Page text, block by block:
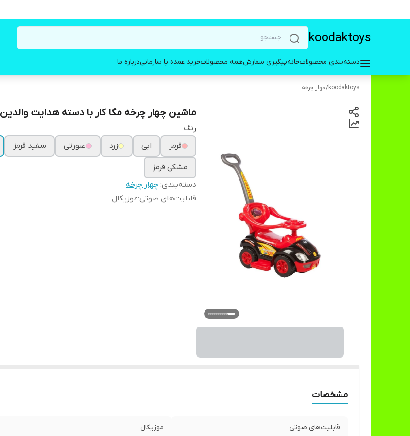
koodaktoys
دسته‌بندی محصولاتخانهپیگیری سفارشهمه محصولاتخرید عمده یا سازمانیدرباره ما
koodaktoys
/چهار چرخه
ماشین چهار چرخه مگا کار با دسته هدایت والدین
رنگ
قرمز
ابی زرد صورتی سفید قرمز
مشکی قرمز
دسته‌بندی: چهار چرخه
قابلیت‌های صوتی:موزیکال
مشخصات
قابلیت‌های صوتی موزیکال